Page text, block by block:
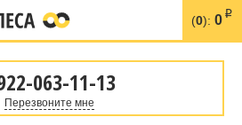
(0): 0 i
063-11-13
Перезвоните мне